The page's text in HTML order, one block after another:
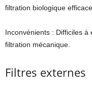
filtration biologique efficace.
Inconvénients : Difficiles à
filtration mécanique.
Filtres externes